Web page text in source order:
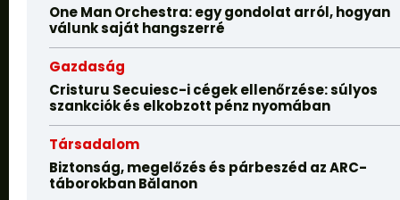
One Man Orchestra: egy gondolat arról, hogyan
válunk saját hangszerré
Gazdaság
Cristuru Secuiesc-i cégek ellenőrzése: súlyos
szankciók és elkobzott pénz nyomában
Társadalom
Biztonság, megelőzés és párbeszéd az ARC-
táborokban Bălanon